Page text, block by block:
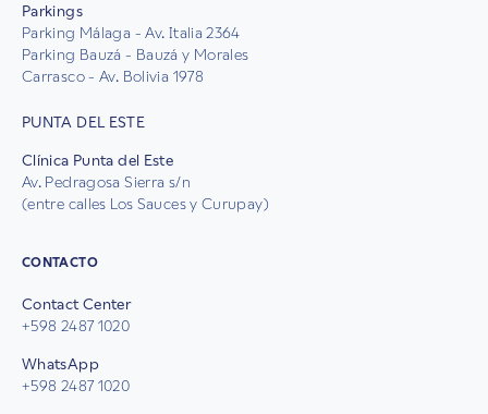
Parkings
Parking Málaga - Av. Italia 2364
Parking Bauzá - Bauzá y Morales
Carrasco - Av. Bolivia 1978
PUNTA DEL ESTE
Clínica Punta del Este
Av. Pedragosa Sierra s/n
(entre calles Los Sauces y Curupay)
CONTACTO
Contact Center
+598 2487 1020
WhatsApp
+598 2487 1020